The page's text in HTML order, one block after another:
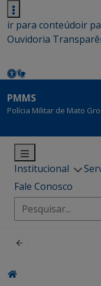
ir para conteúdoir
Ouvidoria
PMMS
Polícia Militar de Mato
Institucional
Fale Conosco
Pesquisar
por: